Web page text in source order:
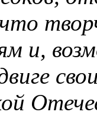
и,